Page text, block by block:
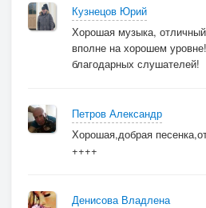
Кузнецов Юрий
Хорошая музыка,
вполне на хорошем
благодарных слушателей!
Петров Александр
Хорошая,добрая
++++
Денисова Владлена